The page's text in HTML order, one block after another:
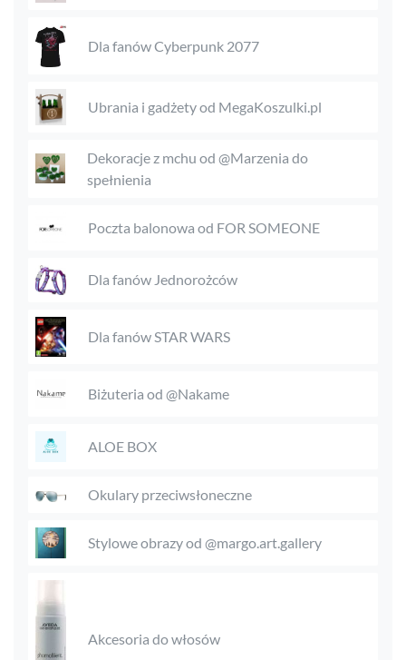
Dla fanów Cyberpunk 2077
Ubrania i gadżety od MegaKoszulki.pl
Dekoracje z mchu od @Marzenia do
spełnienia
Poczta balonowa od FOR SOMEONE
Dla fanów Jednorożców
Dla fanów STAR WARS
Biżuteria od @Nakame
ALOE BOX
Okulary przeciwsłoneczne
Stylowe obrazy od @margo.art.gallery
Akcesoria do włosów